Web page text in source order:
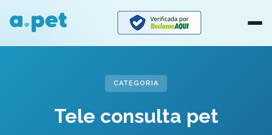
CATEGORIA
Tele consulta pet